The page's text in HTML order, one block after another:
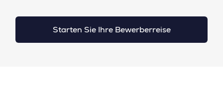
Starten Sie Ihre Bewerberreise